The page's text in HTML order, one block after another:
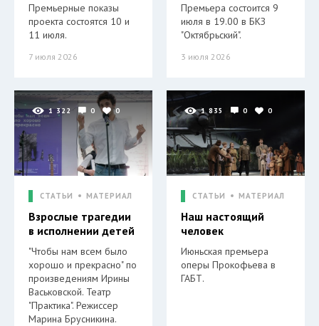
Премьерные показы
проекта состоятся 10 и
11 июля.
7 июля 2026
Премьера состоится 9
июля в 19.00 в БКЗ
"Октябрьский".
3 июля 2026
1 322 0 0
СТАТЬИ МАТЕРИАЛ
Взрослые трагедии
в исполнении детей
"Чтобы нам всем было
хорошо и прекрасно" по
произведениям Ирины
Васьковской. Театр
"Практика". Режиссер
Марина Брусникина.
1 835 0 0
СТАТЬИ МАТЕРИАЛ
Наш настоящий
человек
Июньская премьера
оперы Прокофьева в
ГАБТ.